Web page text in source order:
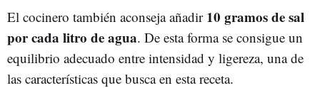
El cocinero también aconseja añadir 10 gramos de sal
por cada litro de agua. De esta forma se consigue un
equilibrio adecuado entre intensidad y ligereza, una de
las características que busca en esta receta.